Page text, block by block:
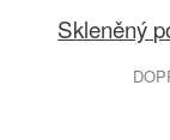
Skleněný